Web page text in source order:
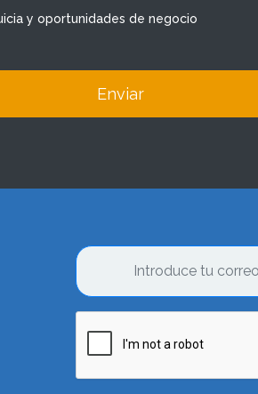
y oportunidades de negocio
Enviar